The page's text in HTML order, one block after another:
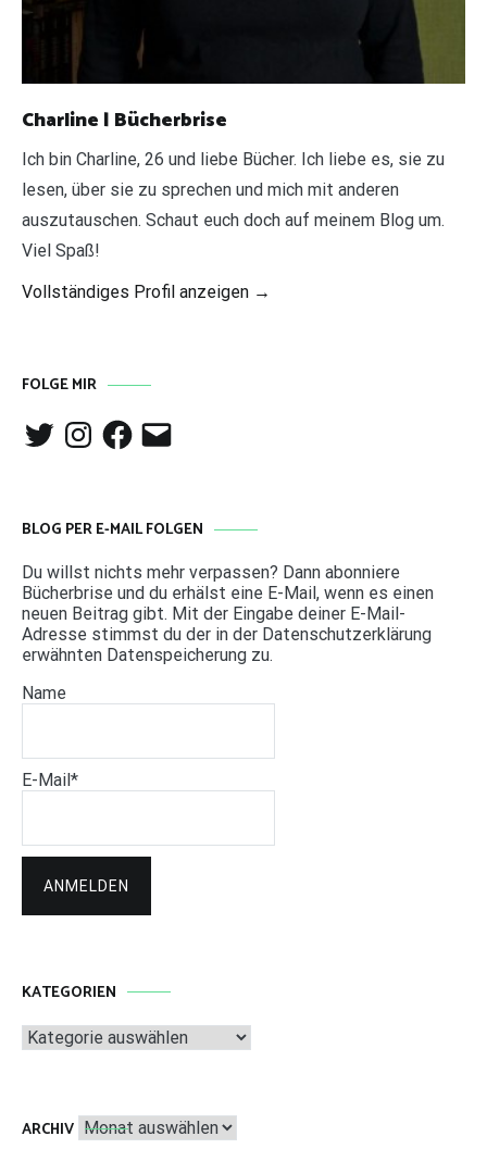
Charline | Bücherbrise
Ich bin Charline, 26 und liebe Bücher. Ich liebe es, sie zu
lesen, über sie zu sprechen und mich mit anderen
auszutauschen. Schaut euch doch auf meinem Blog um.
Viel Spaß!
Vollständiges Profil anzeigen →
FOLGE MIR
TwitterInstagramFacebook
E-
Mail
BLOG PER E-MAIL FOLGEN
Du willst nichts mehr verpassen? Dann abonniere
Bücherbrise und du erhälst eine E-Mail, wenn es einen
neuen Beitrag gibt. Mit der Eingabe deiner E-Mail-
Adresse stimmst du der in der Datenschutzerklärung
erwähnten Datenspeicherung zu.
Name
E-Mail*
KATEGORIEN
Kategorien
ARCHIV Archiv